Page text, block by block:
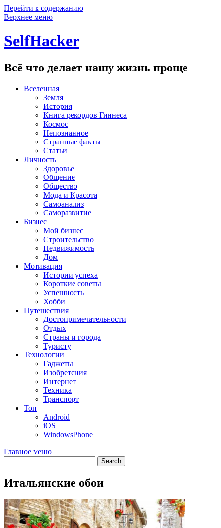
Перейти к содержанию
Верхнее меню
SelfHacker
Всё что делает нашу жизнь проще
Вселенная
Земля
История
Книга рекордов Гиннеса
Космос
Непознанное
Странные факты
Статьи
Личность
Здоровье
Общение
Общество
Мода и Красота
Самоанализ
Саморазвитие
Бизнес
Мой бизнес
Строительство
Недвижимость
Дом
Мотивация
Истории успеха
Короткие советы
Успешность
Хобби
Путешествия
Достопримечательности
Отдых
Страны и города
Туристу
Технологии
Гаджеты
Изобретения
Интернет
Техника
Транспорт
Топ
Android
iOS
WindowsPhone
Главное меню
Итальянские обои